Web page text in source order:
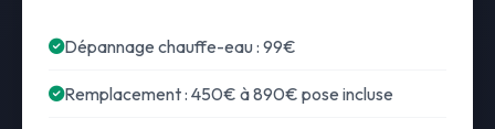
Dépannage chauffe-eau : 99€
Remplacement : 450€ à 890€ pose incluse